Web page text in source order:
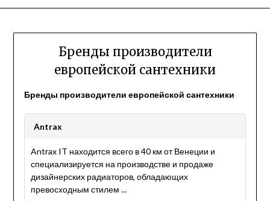
Бренды производители
европейской сантехники
Бренды производители европейской сантехники
Antrax
Antrax IT находится всего в 40 км от Венеции и
специализируется на производстве и продаже
дизайнерских радиаторов, обладающих
превосходным стилем ...